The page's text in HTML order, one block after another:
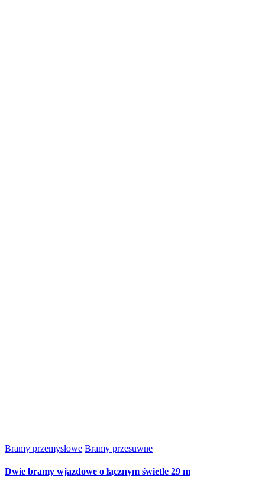
Bramy przemysłowe Bramy przesuwne
Dwie bramy wjazdowe o łącznym świetle 29 m